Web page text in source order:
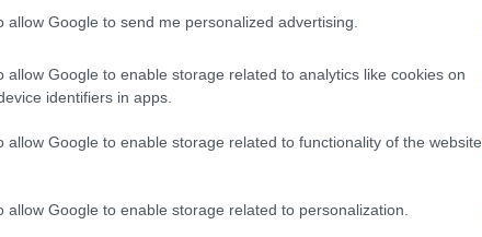
allow Google to send me personalized advertising.
allow Google to enable storage related to analytics like cookies on
identifiers in apps.
allow Google to enable storage related to functionality of the website
allow Google to enable storage related to personalization.